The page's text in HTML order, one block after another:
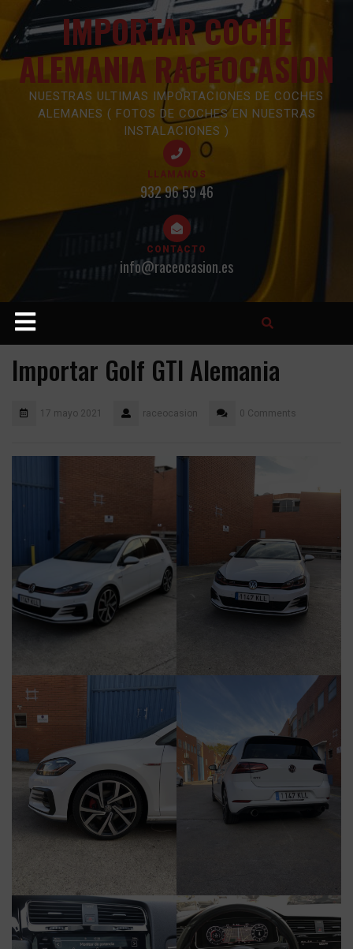
content
IMPORTAR COCHE
ALEMANIA RACEOCASION
NUESTRAS ULTIMAS IMPORTACIONES DE COCHES
ALEMANES ( FOTOS DE COCHES EN NUESTRAS
INSTALACIONES )
LLAMANOS
932 96 59 46
CONTACTO
info@raceocasion.es
Importar Golf GTI Alemania
17 mayo 2021 raceocasion 0 Comments